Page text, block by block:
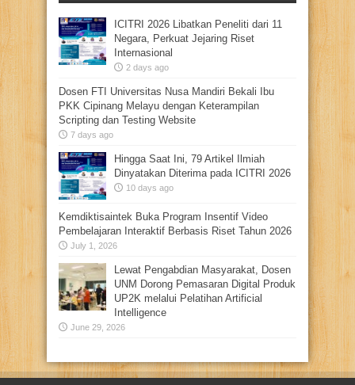
ICITRI 2026 Libatkan Peneliti dari 11
Negara, Perkuat Jejaring Riset
Internasional
2 days ago
Dosen FTI Universitas Nusa Mandiri Bekali Ibu
PKK Cipinang Melayu dengan Keterampilan
Scripting dan Testing Website
7 days ago
Hingga Saat Ini, 79 Artikel Ilmiah
Dinyatakan Diterima pada ICITRI 2026
10 days ago
Kemdiktisaintek Buka Program Insentif Video
Pembelajaran Interaktif Berbasis Riset Tahun 2026
July 1, 2026
Lewat Pengabdian Masyarakat, Dosen
UNM Dorong Pemasaran Digital Produk
UP2K melalui Pelatihan Artificial
Intelligence
June 29, 2026